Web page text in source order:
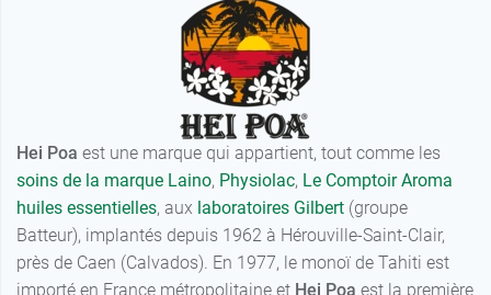
100 ml 16,30 €
Hei Poa est une marque qui appartient, tout comme les
soins de la marque Laino, Physiolac, Le Comptoir Aroma
huiles essentielles, aux laboratoires Gilbert (groupe
Batteur), implantés depuis 1962 à Hérouville-Saint-Clair,
près de Caen (Calvados). En 1977, le monoï de Tahiti est
importé en France métropolitaine et Hei Poa est la première